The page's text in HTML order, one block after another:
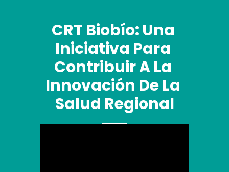
CRT Biobío: Una
Iniciativa Para
Contribuir A La
Innovación De La
Salud Regional